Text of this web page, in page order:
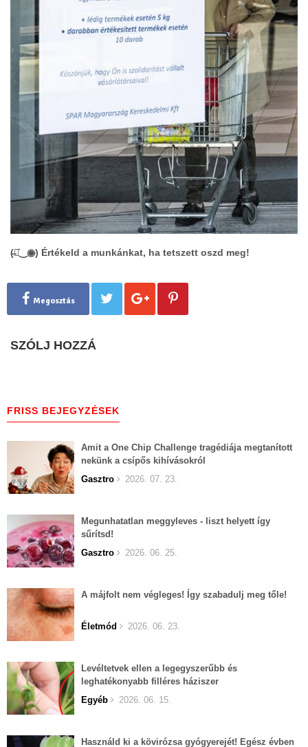
(̶◉͛‿◉̶) Értékeld a munkánkat, ha tetszett oszd meg!
Megosztás
SZÓLJ HOZZÁ
FRISS BEJEGYZÉSEK
Amit a One Chip Challenge tragédiája megtanított
nekünk a csípős kihívásokról
Gasztro
2026. 07. 23.
Megunhatatlan meggyleves - liszt helyett így
sűrítsd!
Gasztro
2026. 06. 25.
A májfolt nem végleges! Így szabadulj meg tőle!
Életmód 2026. 06. 23.
Levéltetvek ellen a legegyszerűbb és
leghatékonyabb filléres háziszer
Egyéb
2026. 06. 15.
Használd ki a kövirózsa gyógyerejét! Egész évben